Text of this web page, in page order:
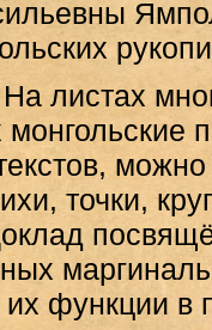
листах
можно
точки,
функции в